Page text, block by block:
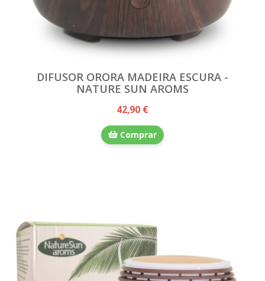
DIFUSOR ORORA MADEIRA ESCURA -
NATURE SUN AROMS
42,90 €
Comprar